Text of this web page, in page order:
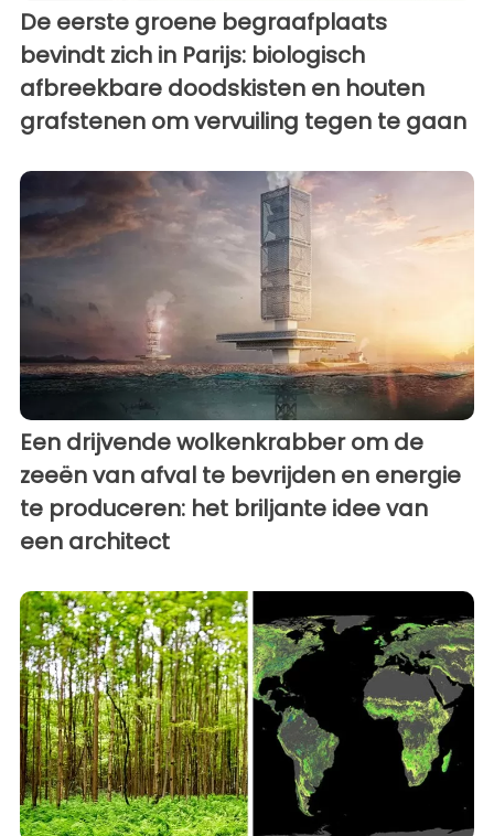
De eerste groene begraafplaats
bevindt zich in Parijs: biologisch
afbreekbare doodskisten en houten
grafstenen om vervuiling tegen te gaan
Een drijvende wolkenkrabber om de
zeeën van afval te bevrijden en energie
te produceren: het briljante idee van
een architect